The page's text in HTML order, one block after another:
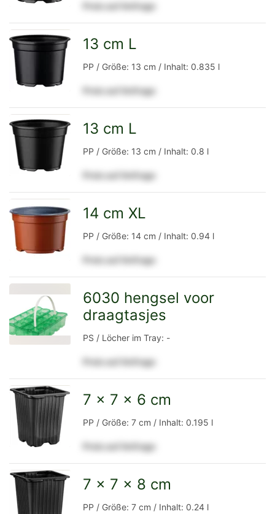
Detailseite
Preis auf Anfrage
Detailseite
13 cm L
PP / Größe: 13 cm / Inhalt: 0.835 l
Preis auf Anfrage
Detailseite
13 cm L
PP / Größe: 13 cm / Inhalt: 0.8 l
Preis auf Anfrage
Detailseite
14 cm XL
PP / Größe: 14 cm / Inhalt: 0.94 l
Preis auf Anfrage
6030 hengsel voor
draagtasjes
PS / Löcher im Tray: -
Preis auf Anfrage
Detailseite
7 x 7 x 6 cm
PP / Größe: 7 cm / Inhalt: 0.195 l
Preis auf Anfrage
7 x 7 x 8 cm
PP / Größe: 7 cm / Inhalt: 0.24 l